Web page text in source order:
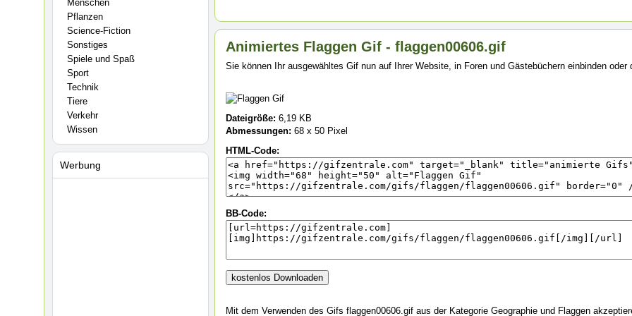
Menschen
Pflanzen
Science-Fiction
Sonstiges
Spiele und Spaß
Sport
Technik
Tiere
Verkehr
Wissen
Werbung
Animiertes Flaggen Gif - flaggen00606.gif
Sie können Ihr ausgewähltes Gif nun auf Ihrer Website, in Foren und Gästebüchern einbinden oder
Dateigröße: 6,19 KB
Abmessungen: 68 x 50 Pixel
HTML-Code:
BB-Code:
Mit dem Verwenden des Gifs flaggen00606.gif aus der Kategorie Geographie und Flaggen